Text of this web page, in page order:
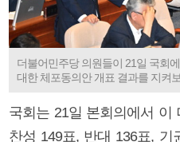
더불어민주당 의원들이 21일 국회
대한 체포동의안 개표 결과를 지켜
국회는 21일 본회의에서 이
찬성 149표, 반대 136표, 기